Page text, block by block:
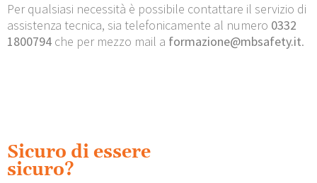
Per qualsiasi necessità è possibile contattare il servizio di
assistenza tecnica, sia telefonicamente al numero 0332
1800794 che per mezzo mail a formazione@mbsafety.it.
Sicuro di essere
sicuro?